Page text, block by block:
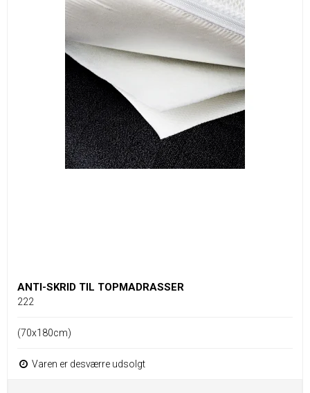
ANTI-SKRID TIL TOPMADRASSER
222
(70x180cm)
Varen er desværre udsolgt